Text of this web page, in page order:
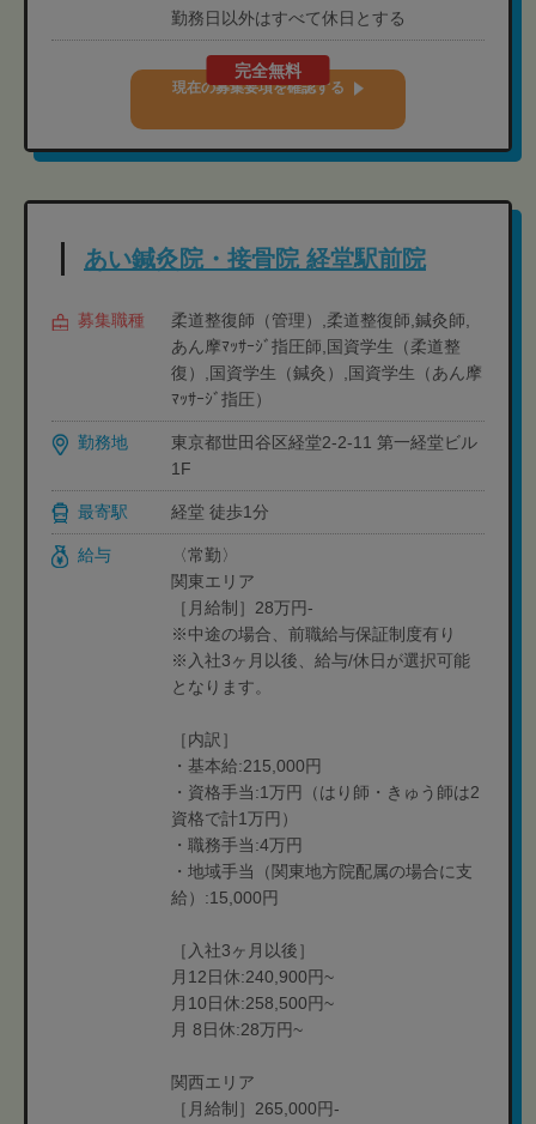
勤務日以外はすべて休日とする
完全無料
現在の募集要項を確認する
あい鍼灸院・接骨院 経堂駅前院
募集職種
柔道整復師（管理）,柔道整復師,鍼灸師,
あん摩ﾏｯｻｰｼﾞ指圧師,国資学生（柔道整
復）,国資学生（鍼灸）,国資学生（あん摩
ﾏｯｻｰｼﾞ指圧）
勤務地
東京都世田谷区経堂2-2-11 第一経堂ビル
1F
最寄駅 経堂 徒歩1分
給与
〈常勤〉
関東エリア
［月給制］28万円-
※中途の場合、前職給与保証制度有り
※入社3ヶ月以後、給与/休日が選択可能
となります。
［内訳］
・基本給:215,000円
・資格手当:1万円（はり師・きゅう師は2
資格で計1万円）
・職務手当:4万円
・地域手当（関東地方院配属の場合に支
給）:15,000円
［入社3ヶ月以後］
月12日休:240,900円~
月10日休:258,500円~
月 8日休:28万円~
関西エリア
［月給制］265,000円-